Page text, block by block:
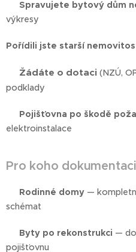
Spravujete bytový dům
výkresy 🔨
Pořídili jste starší
Žádáte o dotaci (NZÚ,
podklady
Pojišťovna po škodě
elektroinstalace
Pro koho
Rodinné domy —
schémat
Byty po rekonstrukci —
pojišťovnu